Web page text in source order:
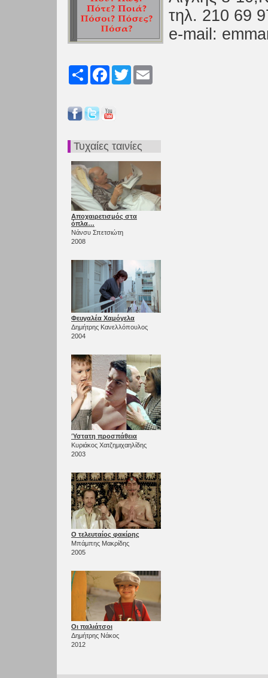
Share FacebookTwitter
Τυχαίες ταινίες
Αποχαιρετισμός στα
όπλα…
Νάνσυ Σπετσιώτη
2008
Φευγαλέα Χαμόγελα
Δημήτρης Κανελλόπουλος
2004
Ύστατη προσπάθεια
Κυριάκος Χατζημιχαηλίδης
2003
Ο τελευταίος φακίρης
Μπάμπης Μακρίδης
2005
Οι παλιάτσοι
Δημήτρης Νάκος
2012
τηλ. 210 69
e-mail: